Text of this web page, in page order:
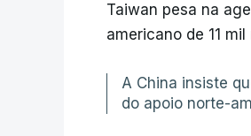
Taiwan pesa na
americano de 11
A China insiste
do apoio norte-